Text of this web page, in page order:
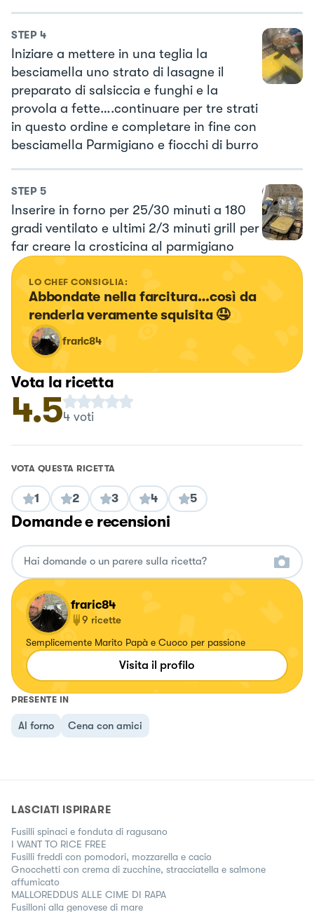
STEP 4
Iniziare a mettere in una teglia la
besciamella uno strato di lasagne il
preparato di salsiccia e funghi e la
provola a fette….continuare per tre strati
in questo ordine e completare in fine con
besciamella Parmigiano e fiocchi di burro
STEP 5
Inserire in forno per 25/30 minuti a 180
gradi ventilato e ultimi 2/3 minuti grill per
far creare la crosticina al parmigiano
LO CHEF CONSIGLIA:
Abbondate nella farcitura…così da
renderla veramente squisita 🤤
fraric84
Vota la ricetta
4.54voti
VOTA QUESTA RICETTA
1 2 3 4 5
Domande e recensioni
fraric84
9 ricette
Semplicemente Marito Papà e Cuoco per passione
Visita il profilo
PRESENTE IN
Al forno Cena con amici
LASCIATI ISPIRARE
Fusilli spinaci e fonduta di ragusano
I WANT TO RICE FREE
Fusilli freddi con pomodori, mozzarella e cacio
Gnocchetti con crema di zucchine, stracciatella e salmone
affumicato
MALLOREDDUS ALLE CIME DI RAPA
Fusilloni alla genovese di mare